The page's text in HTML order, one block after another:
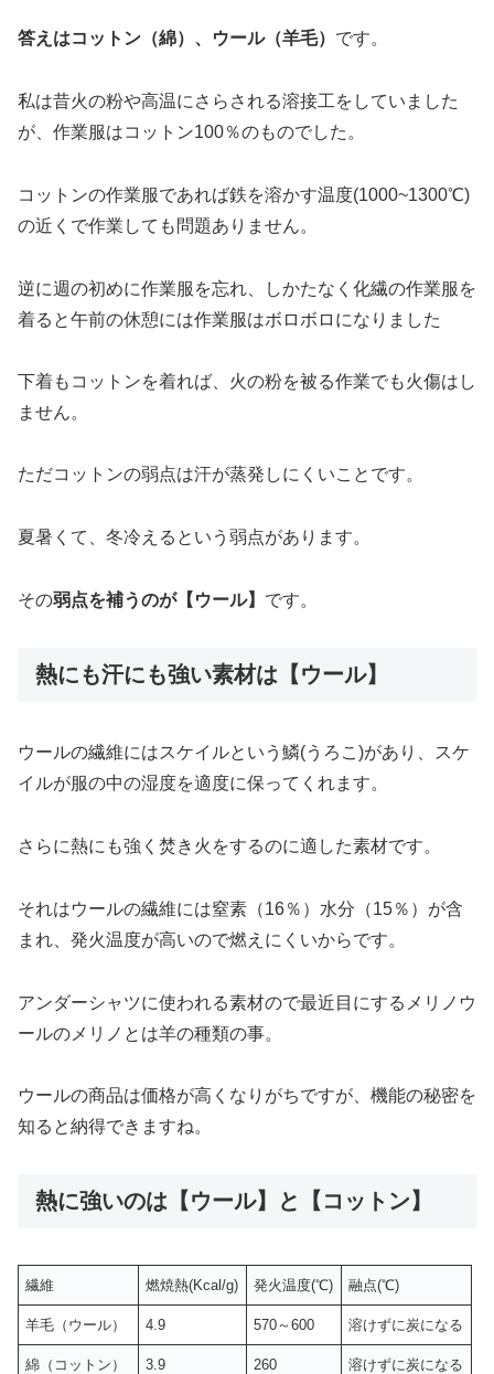
答えはコットン（綿）、ウール（羊毛） です。
私は昔火の粉や高温にさらされる溶接工をしていました
が、作業服はコットン100％のものでした。
コットンの作業服であれば鉄を溶かす温度(1000~1300℃)
の近くで作業しても問題ありません。
逆に週の初めに作業服を忘れ、しかたなく化繊の作業服を
着ると午前の休憩には作業服はボロボロになりました
下着もコットンを着れば、火の粉を被る作業でも火傷はし
ません。
ただコットンの弱点は汗が蒸発しにくいことです。
夏暑くて、冬冷えるという弱点があります。
その弱点を補うのが【ウール】 です。
熱にも汗にも強い素材は【ウール】
ウールの繊維にはスケイルという鱗(うろこ)があり、スケ
イルが服の中の湿度を適度に保ってくれます。
さらに熱にも強く焚き火をするのに適した素材です。
それはウールの繊維には窒素（16％）水分（15％）が含
まれ、発火温度が高いので燃えにくいからです。
アンダーシャツに使われる素材ので最近目にするメリノウ
ールのメリノとは羊の種類の事。
ウールの商品は価格が高くなりがちですが、機能の秘密を
知ると納得できますね。
熱に強いのは【ウール】と【コットン】
繊維 燃焼熱(Kcal/g) 発火温度(℃) 融点(℃)
羊毛（ウール） 4.9 570～600 溶けずに炭になる
綿（コットン） 3.9 260 溶けずに炭になる